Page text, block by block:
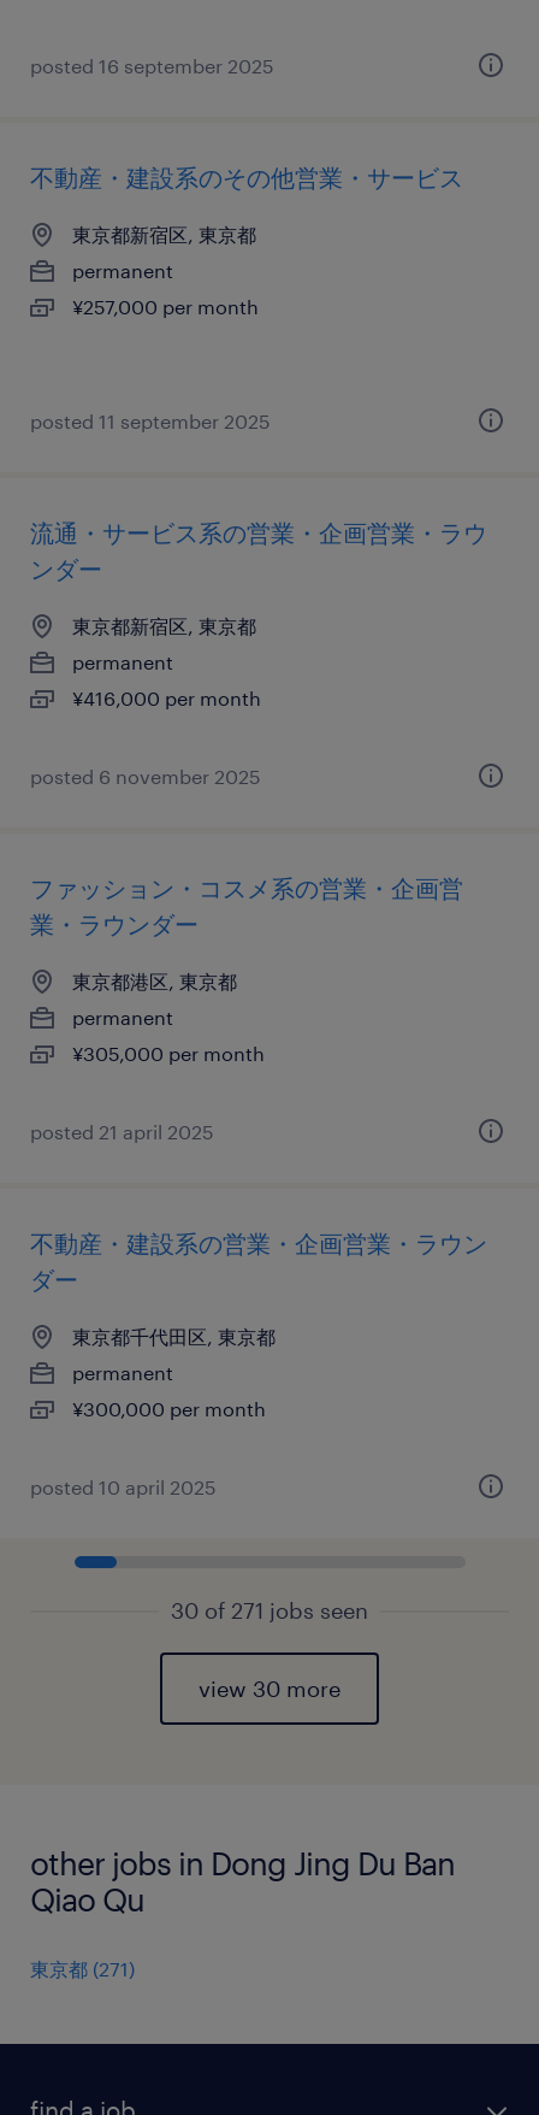
posted 16 september 2025
不動産・建設系のその他営業・サービス
東京都新宿区, 東京都
permanent
¥257,000 per month
posted 11 september 2025
流通・サービス系の営業・企画営業・ラウ
ンダー
東京都新宿区, 東京都
permanent
¥416,000 per month
posted 6 november 2025
ファッション・コスメ系の営業・企画営
業・ラウンダー
東京都港区, 東京都
permanent
¥305,000 per month
posted 21 april 2025
不動産・建設系の営業・企画営業・ラウン
ダー
東京都千代田区, 東京都
permanent
¥300,000 per month
posted 10 april 2025
30 of 271 jobs seen
view 30 more
other jobs in Dong Jing Du Ban
Qiao Qu
東京都 (271)